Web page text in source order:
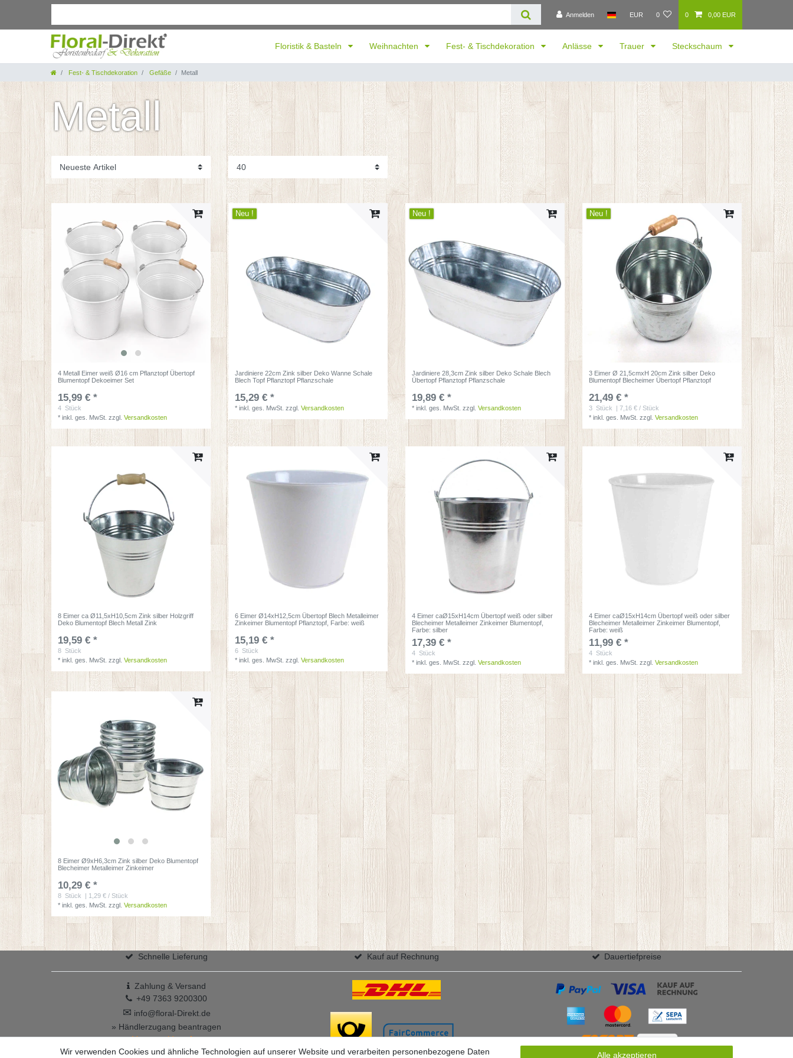
Anmelden EUR 0 0 0,00 EUR
Floristik & Basteln Weihnachten Fest- & Tischdekoration Anlässe Trauer Steckschaum
Fest- & Tischdekoration Gefäße Metall
Metall
4 Metall Eimer weiß Ø16 cm Pflanztopf Übertopf
Blumentopf Dekoeimer Set
15,99 € *
4 Stück
*inkl. ges. MwSt. zzgl.Versandkosten
Neu !
Jardiniere 22cm Zink silber Deko Wanne Schale
Blech Topf Pflanztopf Pflanzschale
15,29 € *
*inkl. ges. MwSt. zzgl.Versandkosten
Neu !
Jardiniere 28,3cm Zink silber Deko Schale Blech
Übertopf Pflanztopf Pflanzschale
19,89 € *
*inkl. ges. MwSt. zzgl.Versandkosten
Neu !
3 Eimer Ø 21,5cmxH 20cm Zink silber Deko
Blumentopf Blecheimer Übertopf Pflanztopf
21,49 € *
3 Stück
| 7,16 € / Stück
*inkl. ges. MwSt. zzgl.Versandkosten
8 Eimer ca Ø11,5xH10,5cm Zink silber Holzgriff
Deko Blumentopf Blech Metall Zink
19,59 € *
8 Stück
*inkl. ges. MwSt. zzgl.Versandkosten
6 Eimer Ø14xH12,5cm Übertopf Blech Metalleimer
Zinkeimer Blumentopf Pflanztopf , Farbe: weiß
15,19 € *
6 Stück
*inkl. ges. MwSt. zzgl.Versandkosten
4 Eimer caØ15xH14cm Übertopf weiß oder silber
Blecheimer Metalleimer Zinkeimer Blumentopf
Farbe: silber
17,39 € *
4 Stück
*inkl. ges. MwSt. zzgl.Versandkosten
4 Eimer caØ15xH14cm Übertopf weiß oder silber
Blecheimer Metalleimer Zinkeimer Blumentopf
Farbe: weiß
11,99 € *
4 Stück
*inkl. ges. MwSt. zzgl.Versandkosten
8 Eimer Ø9xH6,3cm Zink silber Deko Blumentopf
Blecheimer Metalleimer Zinkeimer
10,29 € *
8 Stück
| 1,29 € / Stück
*inkl. ges. MwSt. zzgl.Versandkosten
Schnelle Lieferung Kauf auf Rechnung Dauertiefpreise
Zahlung & Versand
+49 7363 9200300
✉ info@floral-Direkt.de
» Händlerzugang beantragen
Vertrag widerrufen
Wir verwenden Cookies und ähnliche Technologien auf unserer Website und verarbeiten personenbezogene Daten
Alle akzeptieren